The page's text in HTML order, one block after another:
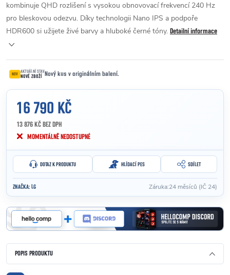
kombinuje QHD rozlišení s vysokou obnovovací frekvencí 240 Hz
pro bleskovou odezvu. Díky technologii Nano IPS a podpoře
HDR600 si užijete živé barvy a hluboké černé tóny. Detailní informace
NOV AKTUÁLNÍ STAV
NOVÉ ZBOŽÍ Nový kus v originálním balení.
16 790 KČ
13 876 KČ BEZ DPH
Měrná cena:
MOMENTÁLNĚ NEDOSTUPNÉ
DOTAZ K PRODUKTU HLÍDACÍ PES SDÍLET
ZNAČKA: LG Záruka:24 měsíců (IČ 24)
POPIS PRODUKTU